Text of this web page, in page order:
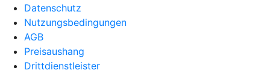
Datenschutz
Nutzungsbedingungen
AGB
Preisaushang
Drittdienstleister